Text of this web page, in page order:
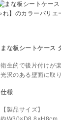
まな板シートケース
衛生的で後片付けが
光沢のある壁面に取
仕様
【製品サイズ】